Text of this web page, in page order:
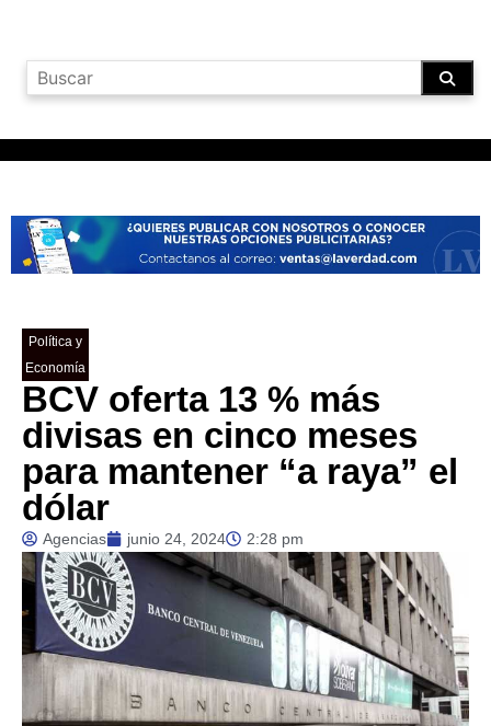
Política y
Economía
BCV oferta 13 % más
divisas en cinco meses
para mantener “a raya” el
dólar
Agencias junio 24, 2024 2:28 pm